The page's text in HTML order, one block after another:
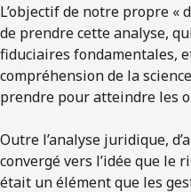
L’objectif de notre propre «
de prendre cette analyse,
fiduciaires fondamentales,
compréhension de la
prendre pour atteindre les
Outre l’analyse juridique,
convergé vers l’idée que le
était un élément que les